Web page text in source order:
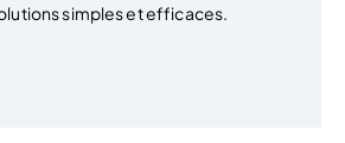
simples et efficaces.